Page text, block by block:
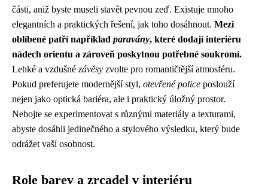
části, aniž byste museli stavět pevnou zeď. Existuje mnoho
elegantních a praktických řešení, jak toho dosáhnout. Mezi
oblíbené patří například paravány, které dodají interiéru
nádech orientu a zároveň poskytnou potřebné soukromí.
Lehké a vzdušné závěsy zvolte pro romantičtější atmosféru.
Pokud preferujete modernější styl, otevřené police poslouží
nejen jako optická bariéra, ale i praktický úložný prostor.
Nebojte se experimentovat s různými materiály a texturami,
abyste dosáhli jedinečného a stylového výsledku, který bude
odrážet vaši osobnost.
Role barev a zrcadel v interiéru